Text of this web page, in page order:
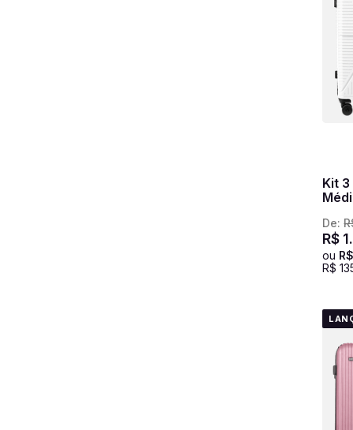
Kit 3
De:
R$ 1.
ou R$
R$